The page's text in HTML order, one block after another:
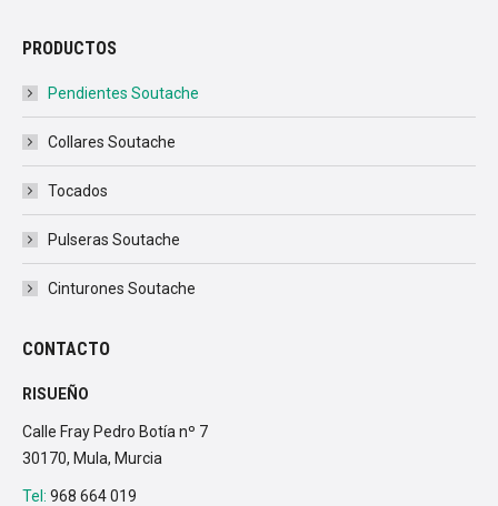
PRODUCTOS
Pendientes Soutache
Collares Soutache
Tocados
Pulseras Soutache
Cinturones Soutache
CONTACTO
RISUEÑO
Calle Fray Pedro Botía nº 7
30170, Mula, Murcia
Tel: 968 664 019